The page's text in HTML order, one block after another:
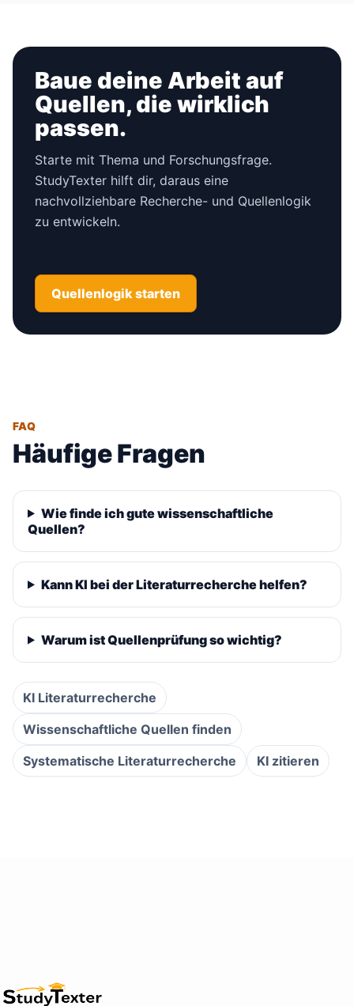
Baue deine Arbeit auf
Quellen, die wirklich
passen.
Starte mit Thema und Forschungsfrage.
StudyTexter hilft dir, daraus eine
nachvollziehbare Recherche- und Quellenlogik
zu entwickeln.
Quellenlogik starten
FAQ
Häufige Fragen
Wie finde ich gute wissenschaftliche
Quellen?
Kann KI bei der Literaturrecherche helfen?
Warum ist Quellenprüfung so wichtig?
KI Literaturrecherche
Wissenschaftliche Quellen finden
Systematische Literaturrecherche
KI zitieren